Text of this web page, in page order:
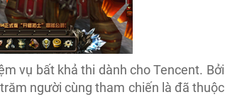
vụ bất khả thi dành cho Tencent. Bởi
người cùng tham chiến là đã thuộc